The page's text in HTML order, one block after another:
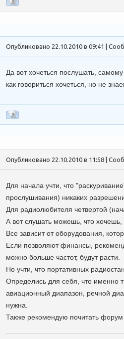
Опубликовано 22.10.2010 в 09:41 |
Да вот хочеться послушать,
как говориться хочеться, но не
Опубликовано 22.10.2010 в 11:58 |
Для начала учти, что
прослушивания) никаких
Для радиолюбителя четвертой
А вот слушать можешь, что
Все зависит от оборудования,
Если позволяют финансы,
можно больше частот, будут расти.
Но учти, что портативных
Определись для себя, что именно
авиационный диапазон, речной
нужна.
Также рекомендую почитать форум